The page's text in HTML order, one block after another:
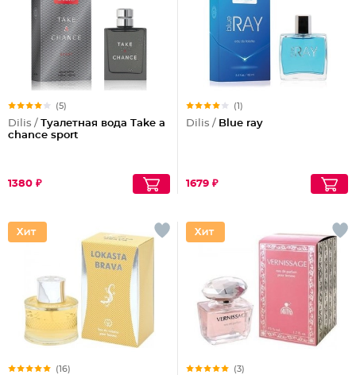
(5)
Dilis /
Туалетная вода Take a
chance sport
1380 ₽
(1)
Dilis / Blue ray
1679 ₽
(16) (3)